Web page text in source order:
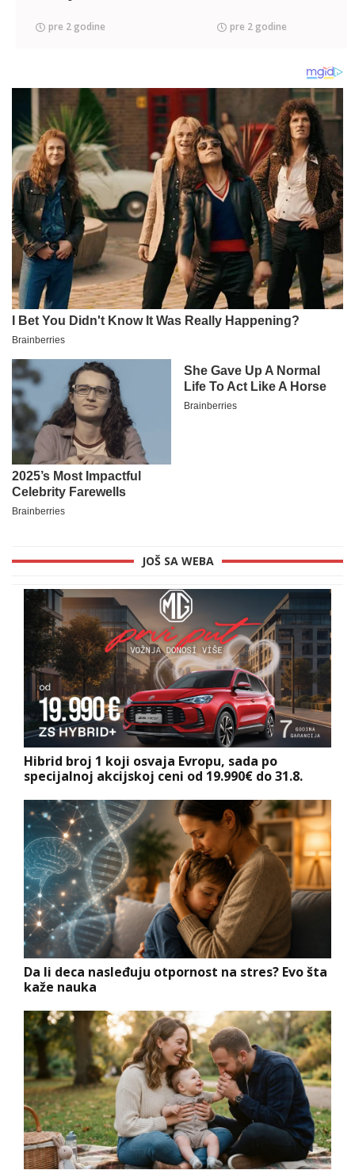
pre 2 godine pre 2 godine
JOŠ SA WEBA
Hibrid broj 1 koji osvaja Evropu, sada po
specijalnoj akcijskoj ceni od 19.990€ do 31.8.
Da li deca nasleđuju otpornost na stres? Evo šta
kaže nauka